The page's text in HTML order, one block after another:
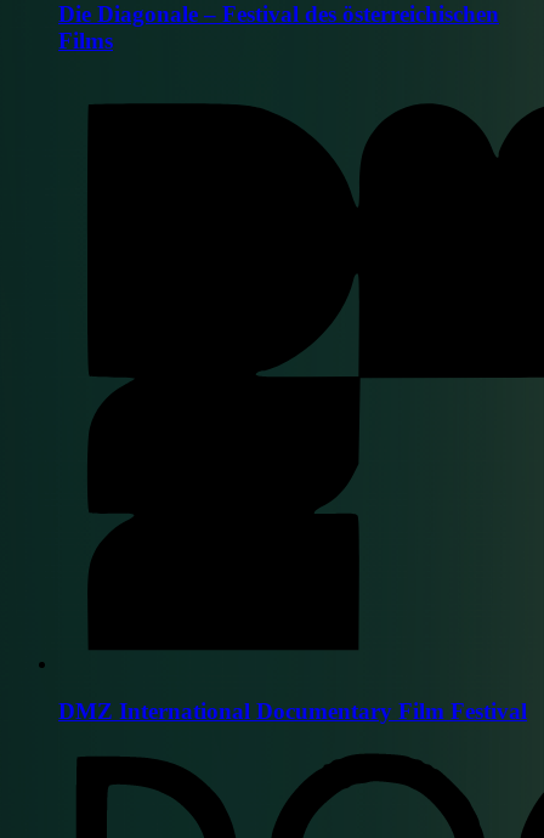
Die Diagonale – Festival des österreichischen
Films
DMZ International Documentary Film Festival